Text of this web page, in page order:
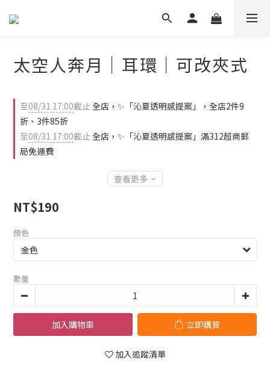
太空人奔月｜耳環｜可改夾式
至08/31 17:00截止全店，✨「沁夏透明感提案」，全店2件9
折、3件85折
至08/31 17:00截止全店，✨「沁夏透明感提案」滿312超商郵
局免運費
查看更多
NT$190
顏色
數量
加入購物車 立即購買
加入追蹤清單